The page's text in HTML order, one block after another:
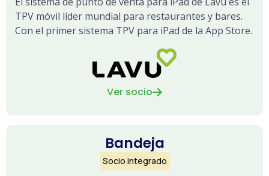
TPV móvil líder mundial para restaurantes y bares.
Con el primer sistema TPV para iPad de la App Store.
Ver socio
Bandeja
Socio integrado